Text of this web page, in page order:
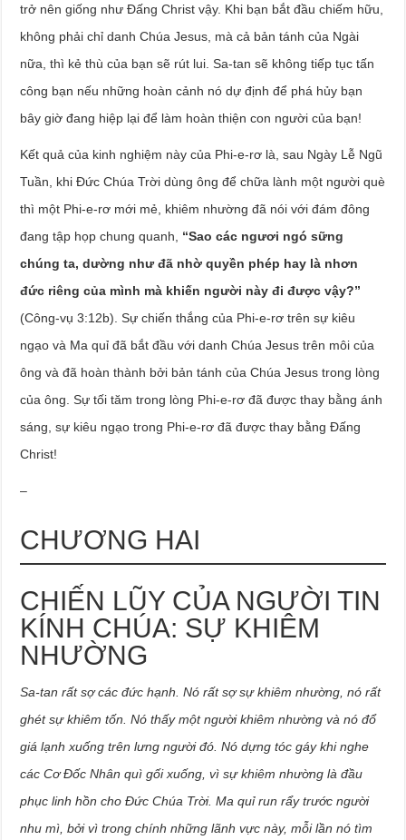
trở nên giống như Đấng Christ vậy. Khi bạn bắt đầu chiếm hữu,
không phải chỉ danh Chúa Jesus, mà cả bản tánh của Ngài
nữa, thì kẻ thù của bạn sẽ rút lui. Sa-tan sẽ không tiếp tục tấn
công bạn nếu những hoàn cảnh nó dự định để phá hủy bạn
bây giờ đang hiệp lại để làm hoàn thiện con người của bạn!
Kết quả của kinh nghiệm này của Phi-e-rơ là, sau Ngày Lễ Ngũ
Tuần, khi Đức Chúa Trời dùng ông để chữa lành một người què
thì một Phi-e-rơ mới mẻ, khiêm nhường đã nói với đám đông
đang tập họp chung quanh, “Sao các ngươi ngó sững
chúng ta, dường như đã nhờ quyền phép hay là nhơn
đức riêng của mình mà khiến người này đi được vậy?”
(Công-vụ 3:12b). Sự chiến thắng của Phi-e-rơ trên sự kiêu
ngạo và Ma quỉ đã bắt đầu với danh Chúa Jesus trên môi của
ông và đã hoàn thành bởi bản tánh của Chúa Jesus trong lòng
của ông. Sự tối tăm trong lòng Phi-e-rơ đã được thay bằng ánh
sáng, sự kiêu ngạo trong Phi-e-rơ đã được thay bằng Đấng
Christ!
–
CHƯƠNG HAI
CHIẾN LŨY CỦA NGƯỜI TIN
KÍNH CHÚA: SỰ KHIÊM
NHƯỜNG
Sa-tan rất sợ các đức hạnh. Nó rất sợ sự khiêm nhường, nó rất
ghét sự khiêm tốn. Nó thấy một người khiêm nhường và nó đổ
giá lạnh xuống trên lưng người đó. Nó dựng tóc gáy khi nghe
các Cơ Đốc Nhân quì gối xuống, vì sự khiêm nhường là đầu
phục linh hồn cho Đức Chúa Trời. Ma quỉ run rẩy trước người
nhu mì, bởi vì trong chính những lãnh vực này, mỗi lần nó tìm